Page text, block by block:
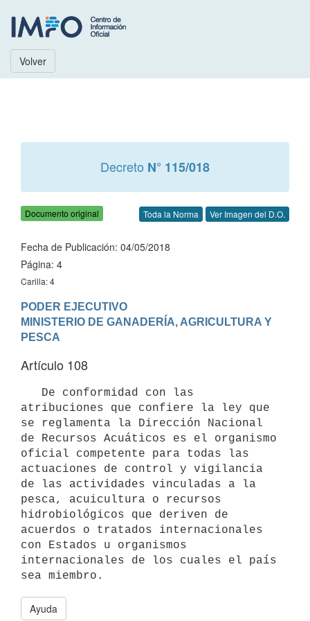
Volver
Decreto N° 115/018
Documento original Toda la Norma Ver Imagen del D.O.
Fecha de Publicación: 04/05/2018
Página: 4
Carilla: 4
PODER EJECUTIVO
MINISTERIO DE GANADERÍA, AGRICULTURA Y
Artículo 108
atribuciones que confiere la ley que
se reglamenta la Dirección Nacional
de Recursos Acuáticos es el organismo
oficial competente para todas las
actuaciones de control y vigilancia
de las actividades vinculadas a la
pesca, acuicultura o recursos
hidrobiológicos que deriven de
acuerdos o tratados internacionales
con Estados u organismos
internacionales de los cuales el país
Ayuda